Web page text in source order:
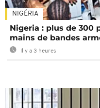
NIGÉRIA
Nigeria : plus de 300
mains de bandes
Il y a 3 heures